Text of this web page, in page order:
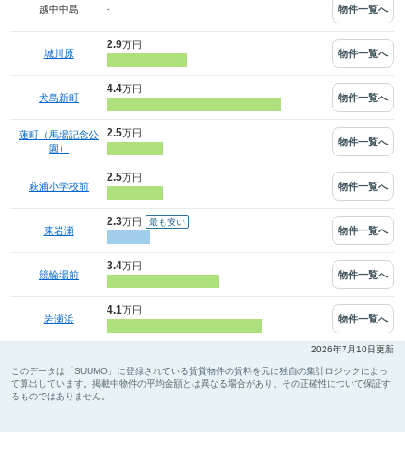
越中中島 - 物件一覧へ
城川原
2.9万円
物件一覧へ
犬島新町
4.4万円
物件一覧へ
蓮町（馬場記念公
園）
2.5万円
物件一覧へ
萩浦小学校前
2.5万円
物件一覧へ
東岩瀬
2.3万円
物件一覧へ
競輪場前
3.4万円
物件一覧へ
岩瀬浜
4.1万円
物件一覧へ
2026年7月10日更新
このデータは「SUUMO」に登録されている賃貸物件の賃料を元に独自の集計ロジックによっ
て算出しています。掲載中物件の平均金額とは異なる場合があり、その正確性について保証す
るものではありません。